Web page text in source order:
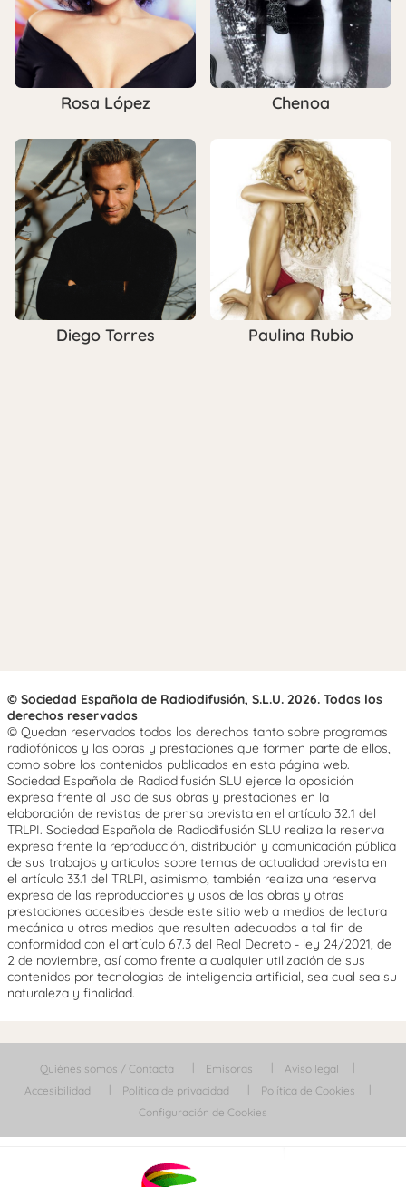
Rosa López Chenoa
Diego Torres Paulina Rubio
© Sociedad Española de Radiodifusión, S.L.U. 2026. Todos los
derechos reservados
© Quedan reservados todos los derechos tanto sobre programas
radiofónicos y las obras y prestaciones que formen parte de ellos,
como sobre los contenidos publicados en esta página web.
Sociedad Española de Radiodifusión SLU ejerce la oposición
expresa frente al uso de sus obras y prestaciones en la
elaboración de revistas de prensa prevista en el artículo 32.1 del
TRLPI. Sociedad Española de Radiodifusión SLU realiza la reserva
expresa frente la reproducción, distribución y comunicación pública
de sus trabajos y artículos sobre temas de actualidad prevista en
el artículo 33.1 del TRLPI, asimismo, también realiza una reserva
expresa de las reproducciones y usos de las obras y otras
prestaciones accesibles desde este sitio web a medios de lectura
mecánica u otros medios que resulten adecuados a tal fin de
conformidad con el artículo 67.3 del Real Decreto - ley 24/2021, de
2 de noviembre, así como frente a cualquier utilización de sus
contenidos por tecnologías de inteligencia artificial, sea cual sea su
naturaleza y finalidad.
Quiénes somos / Contacta Emisoras
Aviso legal
Accesibilidad
Política de privacidad
Política de Cookies
Configuración de Cookies